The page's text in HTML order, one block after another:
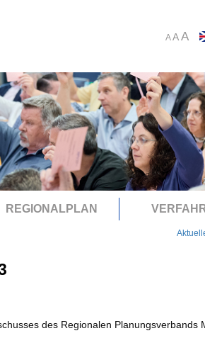
A AA
REGIONALPLAN
des Regionalen Planungsverbands